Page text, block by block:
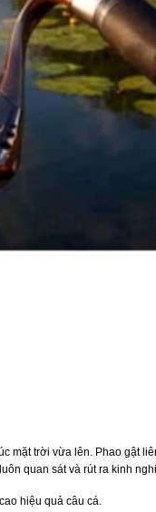
mặt trời vừa lên. Phao gật
quan sát và rút ra kinh
hiệu quả câu cá.